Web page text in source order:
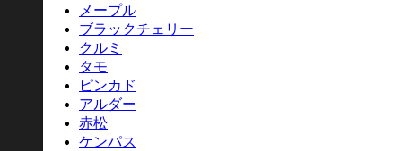
メープル
ブラックチェリー
クルミ
タモ
ピンカド
アルダー
赤松
ケンパス